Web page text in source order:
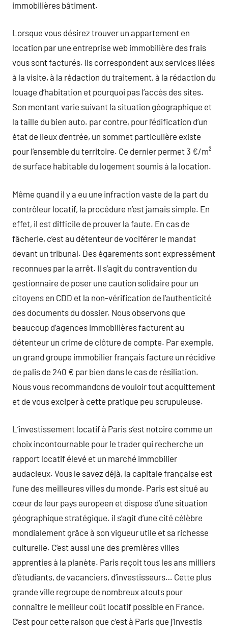
immobilières bâtiment.
Lorsque vous désirez trouver un appartement en
location par une entreprise web immobilière des frais
vous sont facturés. Ils correspondent aux services liées
à la visite, à la rédaction du traitement, à la rédaction du
louage d’habitation et pourquoi pas l’accès des sites.
Son montant varie suivant la situation géographique et
la taille du bien auto. par contre, pour l’édification d’un
état de lieux d’entrée, un sommet particulière existe
pour l’ensemble du territoire. Ce dernier permet 3 €/m²
de surface habitable du logement soumis à la location.
Même quand il y a eu une infraction vaste de la part du
contrôleur locatif, la procédure n’est jamais simple. En
effet, il est difficile de prouver la faute. En cas de
fâcherie, c’est au détenteur de vociférer le mandat
devant un tribunal. Des égarements sont expressément
reconnues par la arrêt. Il s’agit du contravention du
gestionnaire de poser une caution solidaire pour un
citoyens en CDD et la non-vérification de l’authenticité
des documents du dossier. Nous observons que
beaucoup d’agences immobilières facturent au
détenteur un crime de clôture de compte. Par exemple,
un grand groupe immobilier français facture un récidive
de palis de 240 € par bien dans le cas de résiliation.
Nous vous recommandons de vouloir tout acquittement
et de vous exciper à cette pratique peu scrupuleuse.
L’investissement locatif à Paris s’est notoire comme un
choix incontournable pour le trader qui recherche un
rapport locatif élevé et un marché immobilier
audacieux. Vous le savez déjà, la capitale française est
l’une des meilleures villes du monde. Paris est situé au
cœur de leur pays europeen et dispose d’une situation
géographique stratégique. il s’agit d’une cité célèbre
mondialement grâce à son vigueur utile et sa richesse
culturelle. C’est aussi une des premières villes
apprenties à la planète. Paris reçoit tous les ans milliers
d’étudiants, de vacanciers, d’investisseurs… Cette plus
grande ville regroupe de nombreux atouts pour
connaître le meilleur coût locatif possible en France.
C’est pour cette raison que c’est à Paris que j’investis